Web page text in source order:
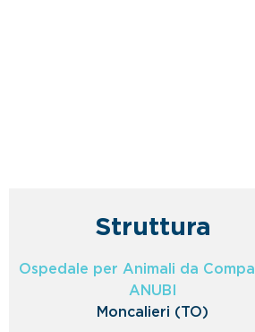
Struttura
Ospedale per Animali da
ANUBI
Moncalieri (TO)